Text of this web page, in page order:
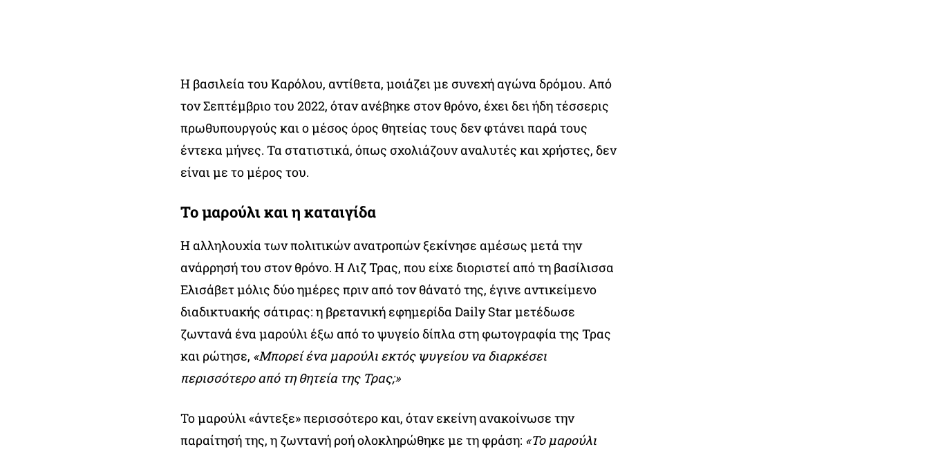
Η βασιλεία του Καρόλου, αντίθετα, μοιάζει με συνεχή αγώνα δρόμου. Από
τον Σεπτέμβριο του 2022, όταν ανέβηκε στον θρόνο, έχει δει ήδη τέσσερις
πρωθυπουργούς και ο μέσος όρος θητείας τους δεν φτάνει παρά τους
έντεκα μήνες. Τα στατιστικά, όπως σχολιάζουν αναλυτές και χρήστες, δεν
είναι με το μέρος του.
Το μαρούλι και η καταιγίδα
Η αλληλουχία των πολιτικών ανατροπών ξεκίνησε αμέσως μετά την
ανάρρησή του στον θρόνο. Η Λιζ Τρας, που είχε διοριστεί από τη βασίλισσα
Ελισάβετ μόλις δύο ημέρες πριν από τον θάνατό της, έγινε αντικείμενο
διαδικτυακής σάτιρας: η βρετανική εφημερίδα Daily Star μετέδωσε
ζωντανά ένα μαρούλι έξω από το ψυγείο δίπλα στη φωτογραφία της Τρας
και ρώτησε, «Μπορεί ένα μαρούλι εκτός ψυγείου να διαρκέσει
περισσότερο από τη θητεία της Τρας;»
Το μαρούλι «άντεξε» περισσότερο και, όταν εκείνη ανακοίνωσε την
παραίτησή της, η ζωντανή ροή ολοκληρώθηκε με τη φράση: «Το μαρούλι